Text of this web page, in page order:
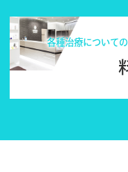
各種治療について